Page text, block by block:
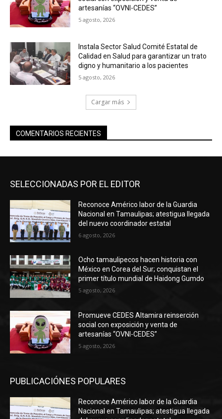
artesanías “OVNI-CEDES”
5 agosto, 2026
Instala Sector Salud Comité Estatal de
Calidad en Salud para garantizar un trato
digno y humanitario a los pacientes
5 agosto, 2026
Cargar más
COMENTARIOS RECIENTES
SELECCIONADAS POR EL EDITOR
Reconoce Américo labor de la Guardia
Nacional en Tamaulipas; atestigua llegada
del nuevo coordinador estatal
6 agosto, 2026
Ocho tamaulipecos hacen historia con
México en Corea del Sur; conquistan el
primer título mundial de Haidong Gumdo
5 agosto, 2026
Promueve CEDES Altamira reinserción
social con exposición y venta de
artesanías “OVNI-CEDES”
5 agosto, 2026
PUBLICACIÓNES POPULARES
Reconoce Américo labor de la Guardia
Nacional en Tamaulipas; atestigua llegada